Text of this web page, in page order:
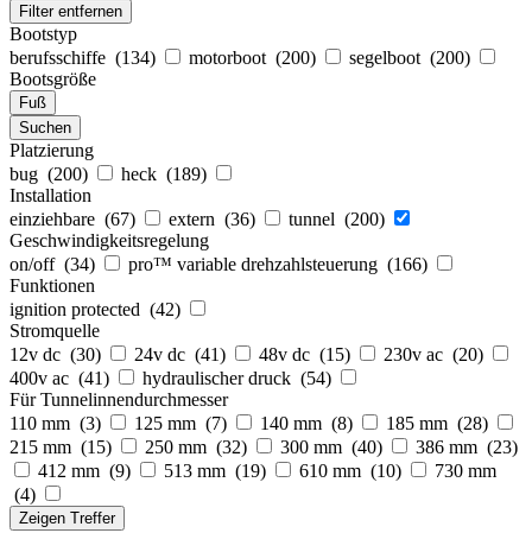
Filter entfernen
Bootstyp
berufsschiffe (134) motorboot (200) segelboot (200)
Bootsgröße
Fuß
Suchen
Platzierung
bug (200) heck (189)
Installation
einziehbare (67) extern (36) tunnel (200)
Geschwindigkeitsregelung
on/off (34) pro™ variable drehzahlsteuerung (166)
Funktionen
ignition protected (42)
Stromquelle
12v dc (30) 24v dc (41) 48v dc (15) 230v ac (20)
400v ac (41) hydraulischer druck (54)
Für Tunnelinnendurchmesser
110 mm (3) 125 mm (7) 140 mm (8) 185 mm (28)
215 mm (15) 250 mm (32) 300 mm (40) 386 mm (23)
412 mm (9) 513 mm (19) 610 mm (10)
730 mm
(4)
Zeigen Treffer